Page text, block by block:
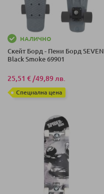
НАЛИЧНО
Скейт Борд - Пени Борд SEVEN
Black Smoke 69901
25,51 € /49,89 лв.
Специална цена